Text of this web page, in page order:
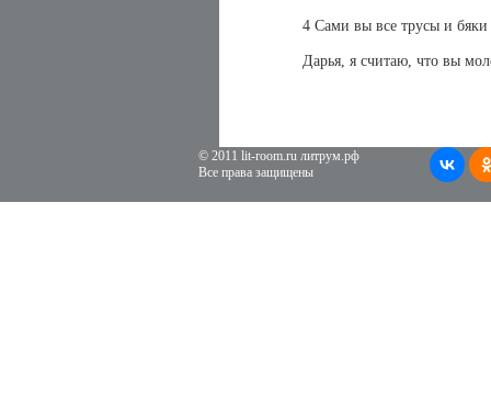
4 Сами вы все трусы и
Дарья, я считаю, что вы
© 2011 lit-room.ru литрум.рф
Все права защищены